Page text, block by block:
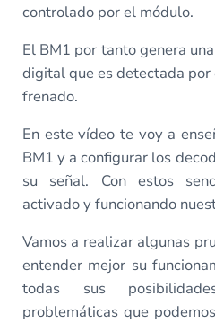
controlado por el módulo.
El BM1 por tanto genera
digital que es detectada
frenado.
En este vídeo te voy a
BM1 y a configurar los
su señal. Con estos
activado y funcionando
Vamos a realizar algunas
entender mejor su
todas sus
problemáticas que